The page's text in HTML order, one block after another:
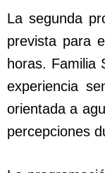
La segunda
prevista para
horas. Familia
experiencia
orientada a
percepciones